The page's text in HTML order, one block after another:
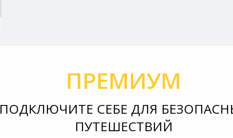
ПРЕМИУМ
ПОДКЛЮЧИТЕ СЕБЕ ДЛЯ
ПУТЕШЕСТВИЙ